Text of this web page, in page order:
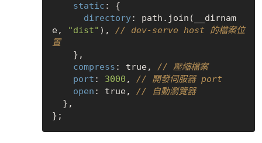
static : {
directory: path.join(__dirnam
e,
"dist" ), // dev-serve host 的檔案位
置
compress : true, // 壓縮檔案
port : 3000 , // 開發伺服器 port
open : true, // 自動瀏覽器